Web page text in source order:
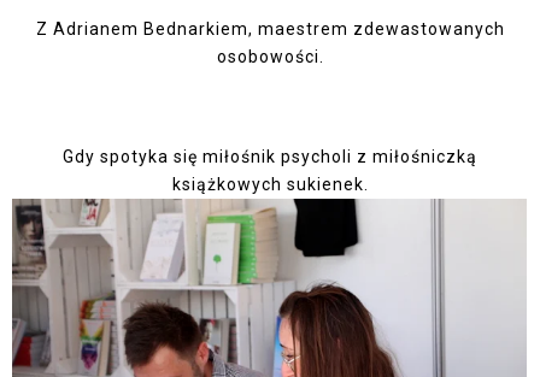
Z Adrianem Bednarkiem, maestrem zdewastowanych
osobowości.
Gdy spotyka się miłośnik psycholi z miłośniczką
książkowych sukienek.